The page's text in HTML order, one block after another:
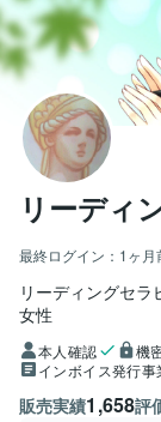
リーディ
最終ログイン： 1ヶ月
リーディングセラ
女性
本人確認 機
インボイス発行事
販売実績1,658評